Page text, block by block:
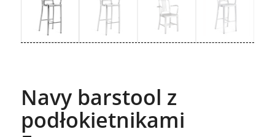
Navy barstool z
podłokietnikami